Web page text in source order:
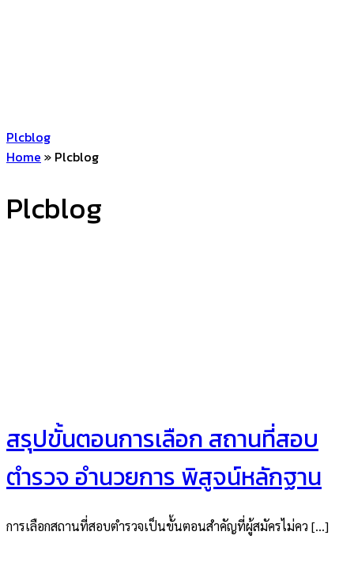
Plcblog
Home » Plcblog
Plcblog
สรุปขั้นตอนการเลือก สถานที่สอบ
ตำรวจ อำนวยการ พิสูจน์หลักฐาน
การเลือกสถานที่สอบตำรวจเป็นขั้นตอนสำคัญที่ผู้สมัครไม่คว […]